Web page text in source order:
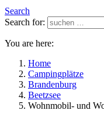
Search
Search for:
You are here:
Home
Campingplätze
Brandenburg
Beetzsee
Wohnmobil- und